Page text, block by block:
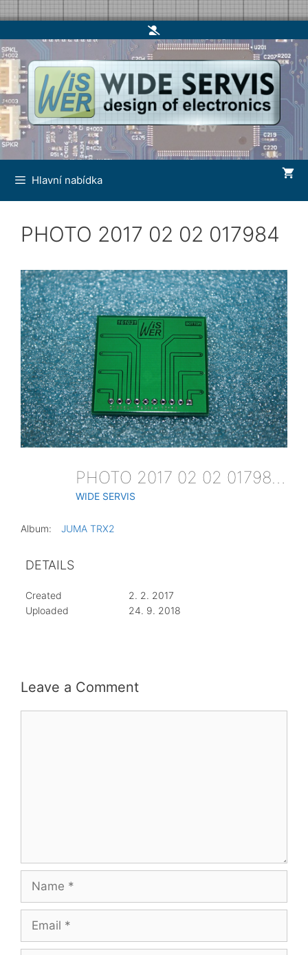
to
content
Hlavní nabídka
PHOTO 2017 02 02 017984
PHOTO 2017 02 02 017984
WIDE SERVIS
Album: JUMA TRX2
DETAILS
Created
2. 2. 2017
Uploaded
24. 9. 2018
Leave a Comment